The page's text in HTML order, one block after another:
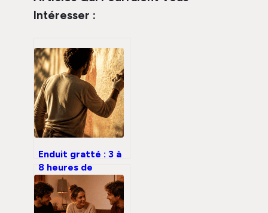
Intéresser :
Enduit gratté : 3 à
8 heures de
séchage pour une
façade esthétique
et durable